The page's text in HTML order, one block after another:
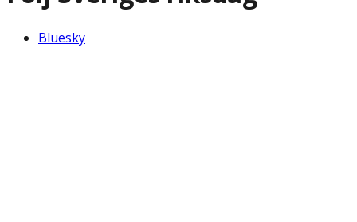
Bluesky